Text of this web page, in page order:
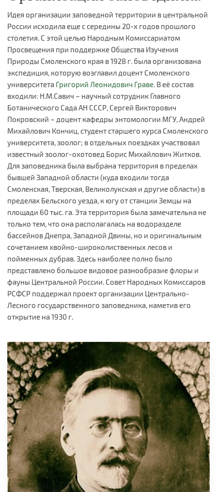
Идея организации заповедной территории в центральной
России исходила еще с середины 20-х годов прошлого
столетия. С этой целью Народным Комиссариатом
Просвещения при поддержке Общества Изучения
Природы Смоленского края в 1928 г. была организована
экспедиция, которую возглавил доцент Смоленского
университета Григорий Леонидович Граве. В её состав
входили: Н.М.Савич – научный сотрудник Главного
Ботанического Сада АН СССР, Сергей Викторович
Покровский – доцент кафедры энтомологии МГУ, Андрей
Михайлович Кончиц, студент старшего курса Смоленского
университета, зоолог; в отдельных поездках участвовал
известный зоолог-охотовед Борис Михайлович Житков.
Для заповедника была выбрана территория в пределах
бывшей Западной области (куда входили тогда
Смоленская, Тверская, Великолукская и другие области) в
пределах Бельского уезда, к югу от станции Земцы на
площади 60 тыс. га. Эта территория была замечательна не
только тем, что она располагалась на водоразделе
бассейнов Днепра, Западной Двины, но и оригинальным
сочетанием хвойно-широколиственных лесов и
пойменных дубрав. Здесь наиболее полно было
представлено большое видовое разнообразие флоры и
фауны Центральной России. Совет Народных Комиссаров
РСФСР поддержал проект организации Центрально-
Лесного государственного заповедника, наметив его
открытие на 1930 г.